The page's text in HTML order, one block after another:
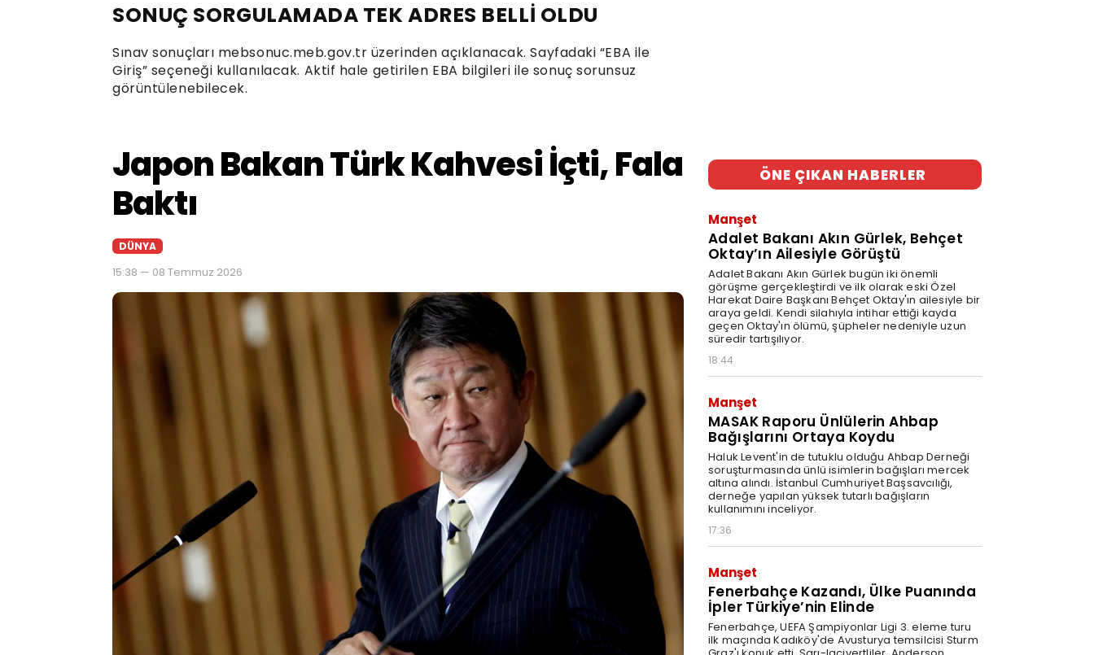
SONUÇ SORGULAMADA TEK ADRES BELLİ OLDU
Sınav sonuçları mebsonuc.meb.gov.tr üzerinden açıklanacak. Sayfadaki “EBA ile
Giriş” seçeneği kullanılacak. Aktif hale getirilen EBA bilgileri ile sonuç sorunsuz
görüntülenebilecek.